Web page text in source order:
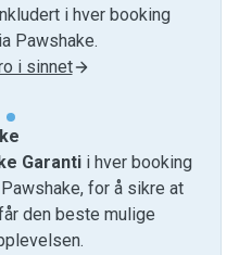
i hver booking
Pawshake.
i sinnet
Garantii hver booking
for å sikre at
den beste mulige